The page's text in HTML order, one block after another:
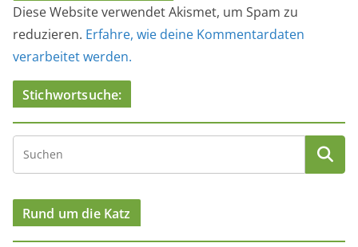
Diese Website verwendet Akismet, um Spam zu
reduzieren. Erfahre, wie deine Kommentardaten
verarbeitet werden.
Stichwortsuche:
Rund um die Katz